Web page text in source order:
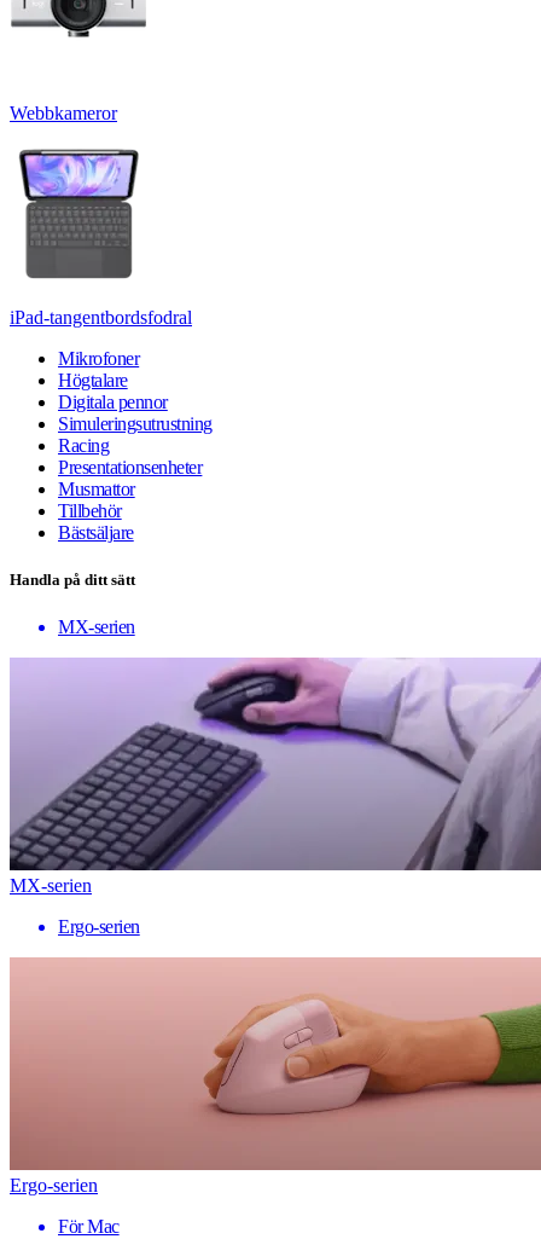
Webbkameror
iPad-tangentbordsfodral
Mikrofoner
Högtalare
Digitala pennor
Simuleringsutrustning
Racing
Presentationsenheter
Musmattor
Tillbehör
Bästsäljare
Handla på ditt sätt
MX-serien
MX-serien
Ergo-serien
Ergo-serien
För Mac